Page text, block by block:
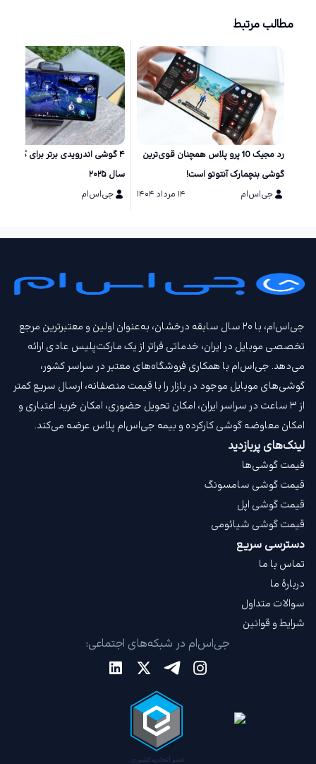
مطالب مرتبط
رد مجیک 10 پرو پلاس همچنان قوی‌ترین
گوشی بنچمارک آنتوتو است!
جی‌اس‌ام
۱۴ مرداد ۱۴۰۴
۴ گوشی اندرویدی برتر برای
سال ۲۰۲۵
جی‌اس‌ام
جی‌اس‌ام، با ۲۰ سال سابقه درخشان، به‌عنوان اولین و معتبرترین مرجع
تخصصی موبایل در ایران، خدماتی فراتر از یک مارکت‌پلیس عادی ارائه
می‌دهد. جی‌اس‌ام با همکاری فروشگاه‌های معتبر در سراسر کشور،
گوشی‌های موبایل موجود در بازار را با قیمت‌ منصفانه، ارسال سریع کمتر
از ۳ ساعت در سراسر ایران، امکان تحویل حضوری، امکان خرید اعتباری و
امکان معاوضه گوشی کارکرده و بیمه جی‌اس‌ام‌ پلاس عرضه می‌کند.
لینک‌های پربازدید
قیمت گوشی‌ها
قیمت گوشی سامسونگ
قیمت گوشی اپل
قیمت گوشی شیائومی
دسترسی سریع
تماس با ما
دربارهٔ ما
سوالات متداول
شرایط و قوانین
جی‌اس‌ام در شبکه‌های اجتماعی: